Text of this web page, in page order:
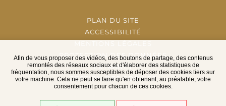
Afin de vous proposer des vidéos, des boutons de partage, des contenus
remontés des réseaux sociaux et d'élaborer des statistiques de
fréquentation, nous sommes susceptibles de déposer des cookies tiers sur
votre machine. Cela ne peut se faire qu'en obtenant, au préalable, votre
consentement pour chacun de ces cookies.
PLAN DU SITE
ACCESSIBILITÉ
PROTECTION DES DONNÉES
EXTRANET
GESTION DES COOKIES